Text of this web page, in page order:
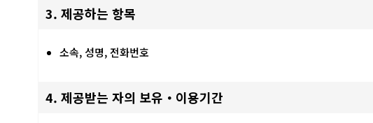
3. 제공하는 항목
소속, 성명, 전화번호
4. 제공받는 자의 보유・이용기간